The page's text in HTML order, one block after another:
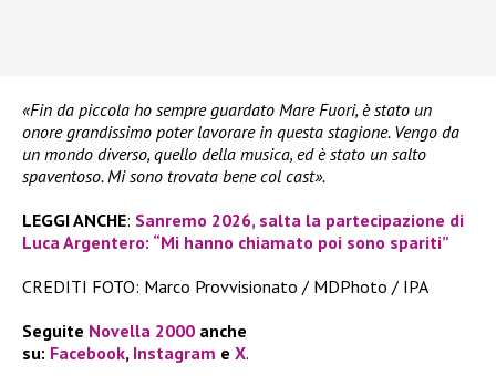
«Fin da piccola ho sempre guardato Mare Fuori, è stato un
onore grandissimo poter lavorare in questa stagione. Vengo da
un mondo diverso, quello della musica, ed è stato un salto
spaventoso. Mi sono trovata bene col cast».
LEGGI ANCHE: Sanremo 2026, salta la partecipazione di
Luca Argentero: “Mi hanno chiamato poi sono spariti”
CREDITI FOTO: Marco Provvisionato / MDPhoto / IPA
Seguite Novella 2000 anche
su: Facebook, Instagram e X.